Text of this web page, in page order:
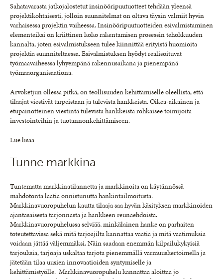
Sahatavarasta jatkojalostetut insinööripuutuotteet tehdään yleensä
projektikohtaisesti, jolloin suunnitelmat on oltava täysin valmiit hyvin
varhaisessa projektin vaiheessa. Insinööripuutuotteiden esivalmistaminen
elementeiksi on kriittinen koko rakentamisen prosessin tehokkuuden
kannalta, joten esivalmistukseen tulee kiinnittää erityistä huomioita
projektia suunniteltaessa. Esivalmistuksen hyödyt realisoituvat
työmaavaiheessa lyhyempänä rakennusaikana ja pienempänä
työmaaorganisaationa.
Arvoketjun ollessa pitkä, on teollisuuden kehittämiselle oleellista, että
tilaajat viestivät tarpeistaan ja tulevista hankkeista. Oikea-aikainen ja
etupainotteinen viestintä tulevista hankkeista rohkaisee toimijoita
investointeihin ja tuotannonkehittämiseen.
Lue lisää
Tunne markkina
Tuntematta markkinatilannetta ja markkinoita on käytännössä
mahdotonta laatia onnistunutta hankintailmoitusta.
Markkinavuoropuhelun kautta tilaaja saa hyvän käsityksen markkinoiden
ajantasaisesta tarjonnasta ja hankkeen reunaehdoista.
Markkinavuoropuhelussa selviää, minkälainen hanke on parhaiten
toteutettavissa sekä mitä tarjoajilta kannattaa vaatia ja mitä vaatimuksia
voidaan jättää väljemmäksi. Näin saadaan enemmän kilpailukykyisiä
tarjouksia, tarjoaja uskaltaa tarjota pienemmällä varmuuskertoimella ja
jätetään tilaa uusien innovaatioiden syntymiselle ja
kehittämistyölle. Markkinavuoropuhelu kannattaa aloittaa jo